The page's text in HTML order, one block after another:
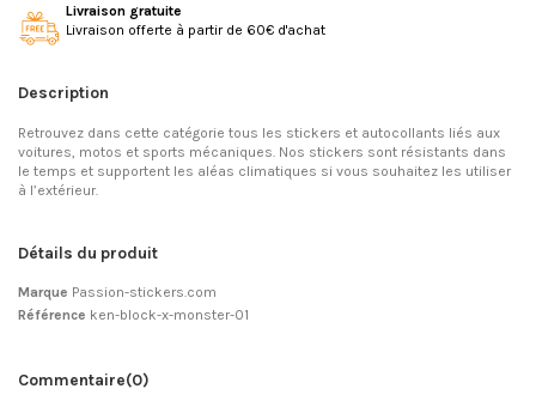
Livraison gratuite
Livraison offerte à partir de 60€ d'achat
Description
Retrouvez dans cette catégorie tous les stickers et autocollants liés aux
voitures, motos et sports mécaniques. Nos stickers sont résistants dans
le temps et supportent les aléas climatiques si vous souhaitez les utiliser
à l’extérieur.
Détails du produit
Marque Passion-stickers.com
Référence ken-block-x-monster-01
Commentaire(0)